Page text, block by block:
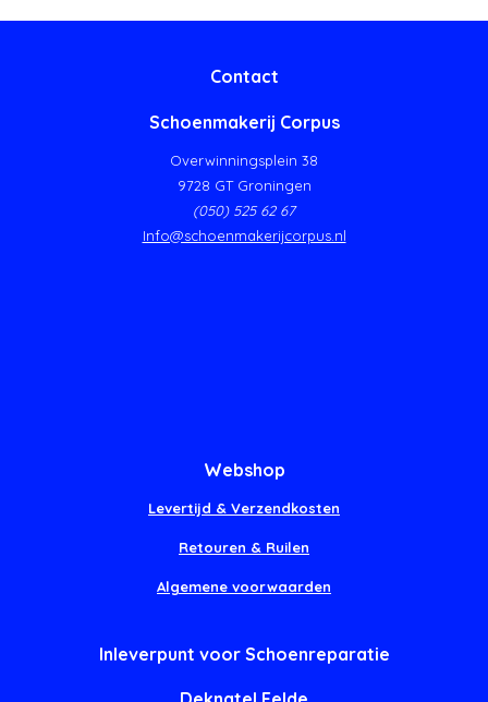
Contact
Schoenmakerij Corpus
Overwinningsplein 38
9728 GT Groningen
(050) 525 62 67
Info@schoenmakerijcorpus.nl
Webshop
Levertijd & Verzendkosten
Retouren & Ruilen
Algemene voorwaarden
Inleverpunt voor Schoenreparatie